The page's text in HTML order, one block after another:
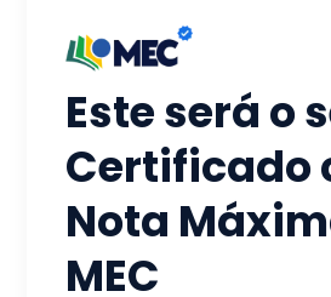
Este será o
Certificado
Nota
MEC